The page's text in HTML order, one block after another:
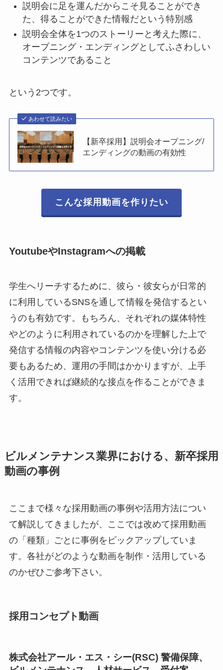
説明会に足を運んだからこそ見ることができ
た、得ることができた情報だという特別感
説明会全体を1つのストーリーと考えた際に、
オープニング・エンディングとしてふさわしい
コンテンツであること
という2つです。
あわせて読みたい
【新卒採用】説明会オープニング/
エンディングの動画の有効性
こんな採用動画を作りたい
YoutubeやInstagramへの掲載
学生へリーチするために、彼ら・彼女らが日常的
に利用しているSNSを通して情報を発信するとい
うのも有効です。もちろん、それぞれの媒体特性
やどのように利用されているのかを理解した上で
発信する情報の内容やコンテンツを使い分ける必
要もあるため、運用の手間はかかりますが、上手
く活用できれば継続的な接点を作ることができま
す。
ビルメンテナンス業界における、新卒採用
動画の事例
ここまで様々な採用動画の事例や活用方法につい
て解説してきましたが、ここでは改めて採用動画
の「種類」ごとに事例をピックアップしていま
す。各社がどのような動画を制作・活用している
のかぜひご参考下さい。
採用コンセプト動画
株式会社アール・エス・シー(RSC) 警備保障、